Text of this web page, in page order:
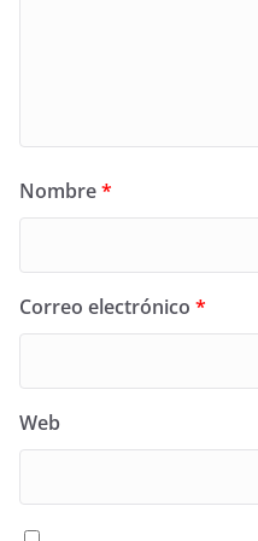
Nombre*
Correo electrónico *
Web